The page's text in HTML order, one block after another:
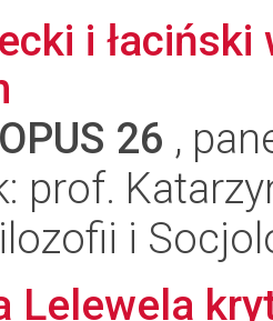
i
OPUS 26 ,
prof.
i
Lelewela